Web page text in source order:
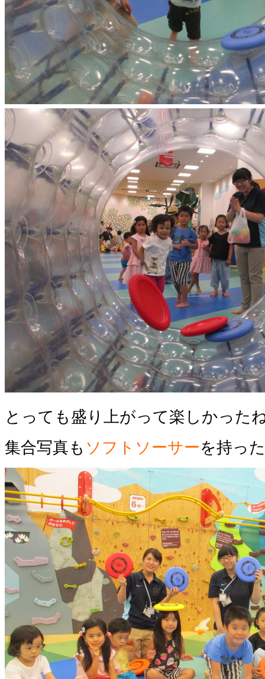
とっても盛り上がって楽しかった
集合写真も ソフトソーサーを持っ